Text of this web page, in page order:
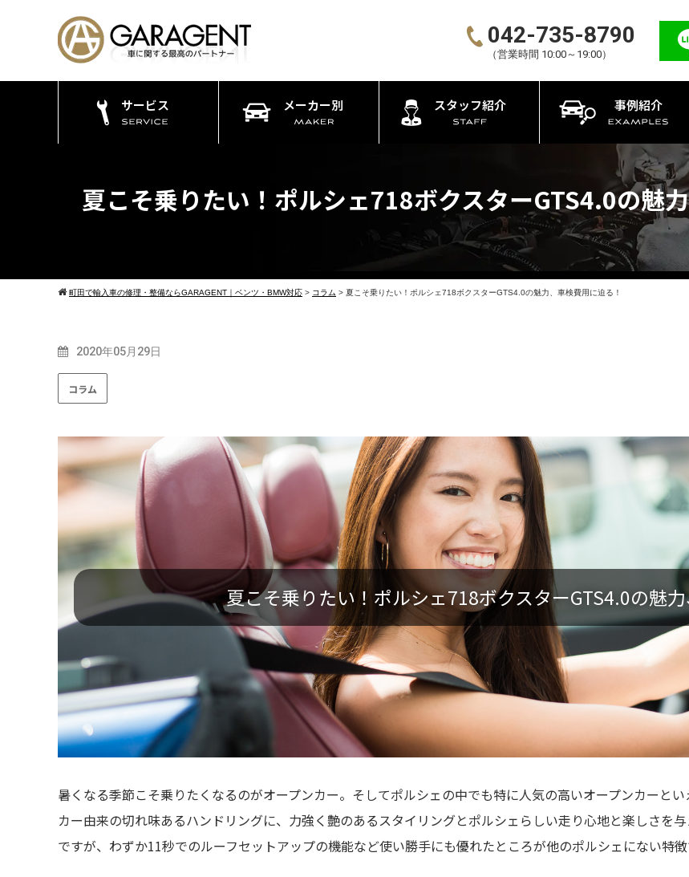
042-735-8790
（営業時間 10:00～19:00）
サービス メーカー別 スタッフ紹介 事例紹介
夏こそ乗りたい！ポルシェ718ボクスターGTS4.0の魅
町田で輸入車の修理・整備ならGARAGENT｜ベンツ・BMW対応 > コラム > 夏こそ乗りたい！ポルシェ718ボクスターGTS4.0の魅力、車検費用に迫る！
2020年05月29日
コラム
夏こそ乗りたい！ポルシェ718ボクスターGTS4.0の魅
暑くなる季節こそ乗りたくなるのがオープンカー。そしてポルシェの中でも特に人気の高いオープンカーと
カー由来の切れ味あるハンドリングに、力強く艶のあるスタイリングとポルシェらしい走り心地と楽しさを
ですが、わずか11秒でのルーフセットアップの機能など使い勝手にも優れたところが他のポルシェにない特徴